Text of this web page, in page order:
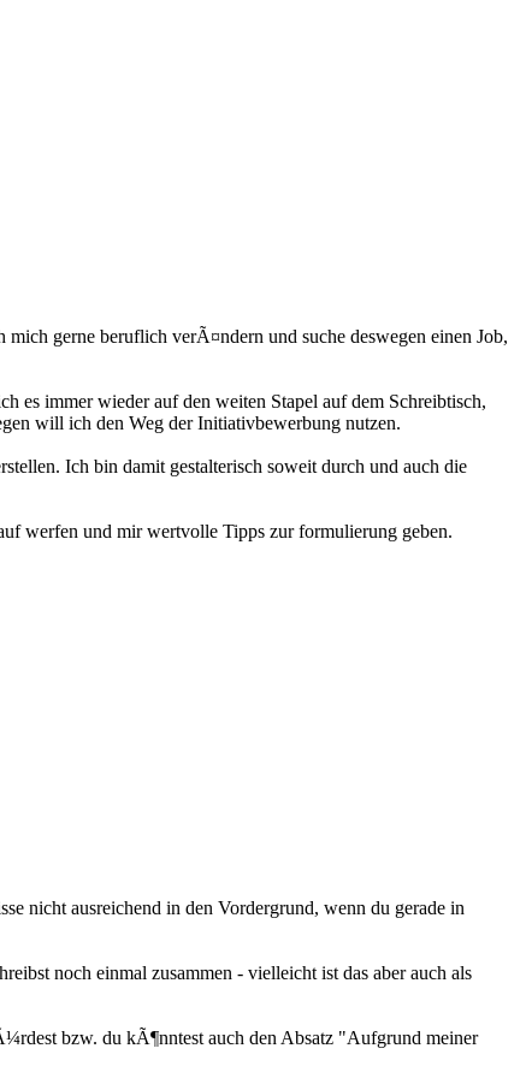
gerne beruflich verÃ¤ndern und suche deswegen einen Job,
es immer wieder auf den weiten Stapel auf dem Schreibtisch,
will ich den Weg der Initiativbewerbung nutzen.
Ich bin damit gestalterisch soweit durch und auch die
werfen und mir wertvolle Tipps zur formulierung geben.
nicht ausreichend in den Vordergrund, wenn du gerade in
noch einmal zusammen - vielleicht ist das aber auch als
bzw. du kÃ¶nntest auch den Absatz "Aufgrund meiner